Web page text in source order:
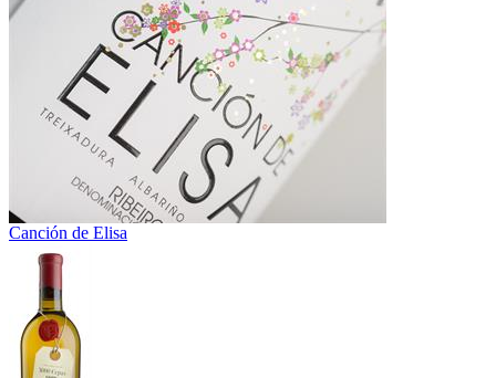
Canción de Elisa